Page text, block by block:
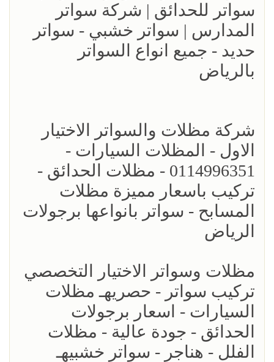
سواتر للحدائق | شركة سواتر
المدارس | سواتر خشبي - سواتر
حديد - جميع انواع السواتر
بالرياض
شركة مظلات والسواتر الاختيار
الاول - المظلات السيارات -
0114996351 - مظلات الحدائق -
تركيب باسعار مميزة مظلات
المسابح - سواتر بانواعها برجولات
الرياض
مظلات وسواتر الاختيار التخصصي
تركيب سواتر - حصريهـ مظلات
السيارات - اسعار برجولات
الحدائق - جودة عالية - مظلات
الفلل - هناجر - سواتر خشبيهـ